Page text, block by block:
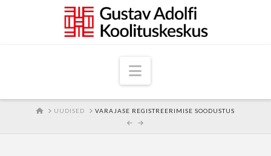
Navigation
HOMEUUDISED VARAJASE REGISTREERIMISE SOODUSTUS